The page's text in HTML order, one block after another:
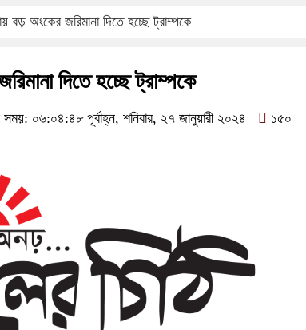
বড় অংকের জরিমানা দিতে হচ্ছে ট্রাম্পকে
দিতে হচ্ছে ট্রাম্পকে
সময়: ০৬:০৪:৪৮ পূর্বাহ্ন, শনিবার, ২৭ জানুয়ারী ২০২৪ ১৫০